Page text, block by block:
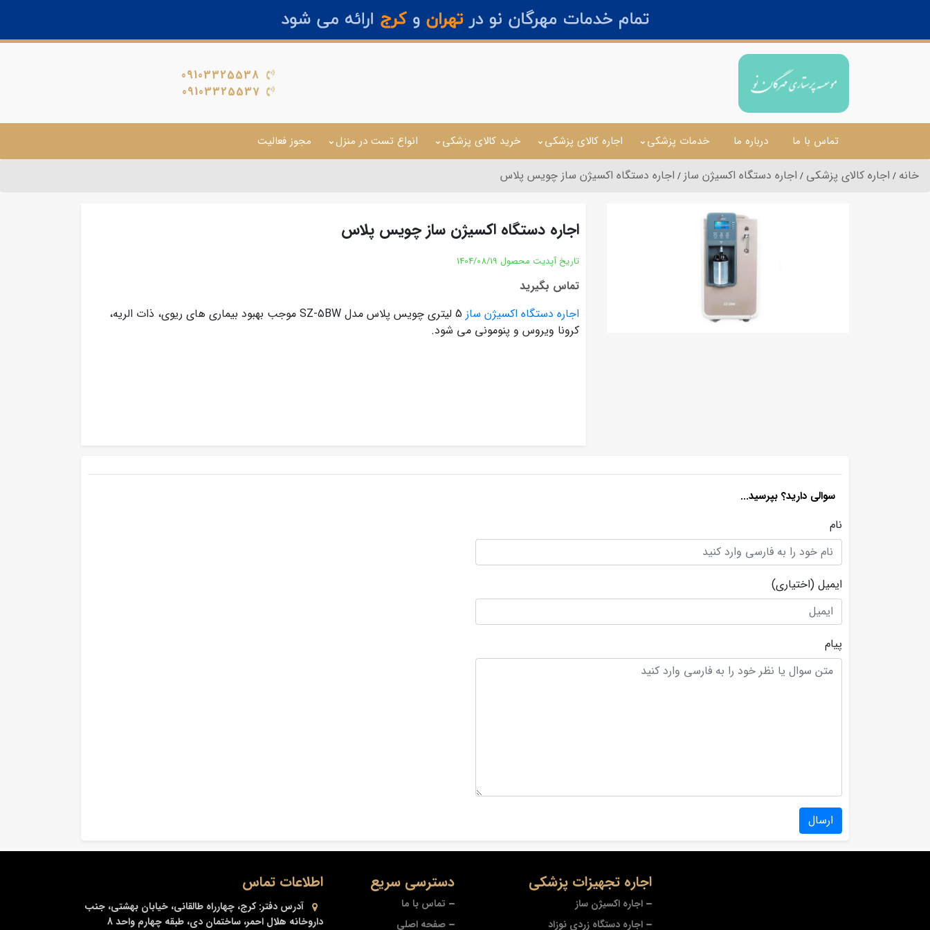
09103325538
09103325537
تماس با ما درباره ما خدمات پزشکی اجاره کالای پزشکی خرید کالای پزشکی انواع تست در منزل مجوز فعالیت
خانه اجاره کالای پزشکی اجاره دستگاه اکسیژن ساز اجاره دستگاه اکسیژن ساز چویس پلاس
اجاره دستگاه اکسیژن ساز چویس پلاس
تاریخ آپدیت محصول 1404/08/19
تماس بگیرید
اجاره دستگاه اکسیژن ساز
5 لیتری چویس پلاس مدل SZ-5BW موجب بهبود بیماری های ریوی، ذات الریه،
کرونا ویروس و پنومونی می شود.
سوالی دارید؟ بپرسید...
نام
ایمیل (اختیاری)
پیام
ارسال
اجاره تجهیزات پزشکی
اجاره اکسیژن ساز
اجاره دستگاه زردی نوزاد
دسترسی سریع
تماس با ما
صفحه اصلی
اطلاعات تماس
آدرس دفتر: کرج، چهارراه طالقانی، خیابان بهشتی، جنب
داروخانه هلال احمر، ساختمان دی، طبقه چهارم واحد 8